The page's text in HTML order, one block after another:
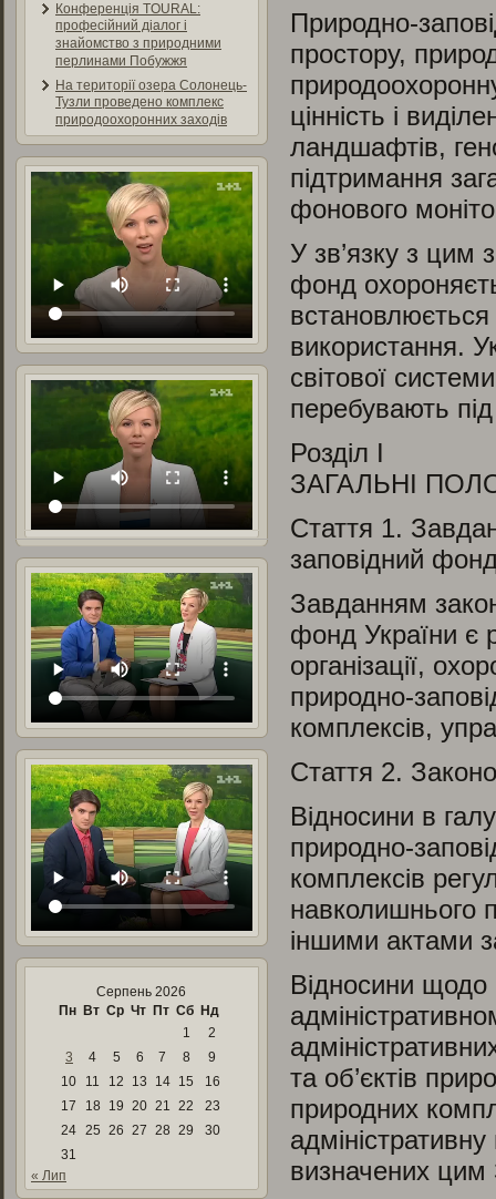
Конференція TOURAL:
професійний діалог і
знайомство з природними
перлинами Побужжя
На території озера Солонець-
Тузли проведено комплекс
природоохоронних заходів
Серпень 2026
Пн Вт Ср Чт Пт Сб Нд
1
2
3
4 5 6 7 8
9
10
11 12 13 14 15
16
17
18 19 20 21 22
23
24 25 26 27 28 29
30
31
« Лип
Природно-
простору,
цінність і
ландшафтів,
підтримання
фонового
У зв’язку з цим
фонд
використання.
світової
перебувають
Розділ I
ЗАГАЛЬНІ
Стаття 1.
заповідний
Завданням
фонд України є
організації,
природно-
комплексів,
Стаття 2.
Відносини в
природно-
комплексів
навколишнього
іншими актами
Відносини щодо
та об’єктів
природних
визначених